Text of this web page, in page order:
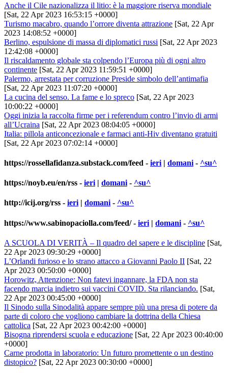
Anche il Cile nazionalizza il litio: è la maggiore riserva mondiale
[Sat, 22 Apr 2023 16:53:15 +0000]
Turismo macabro, quando l’orrore diventa attrazione [Sat, 22 Apr
2023 14:08:52 +0000]
Berlino, espulsione di massa di diplomatici russi [Sat, 22 Apr 2023
12:42:08 +0000]
Il riscaldamento globale sta colpendo l’Europa più di ogni altro
continente [Sat, 22 Apr 2023 11:59:51 +0000]
Palermo, arrestata per corruzione Preside simbolo dell’antimafia
[Sat, 22 Apr 2023 11:07:20 +0000]
La cucina del senso. La fame e lo spreco [Sat, 22 Apr 2023
10:00:22 +0000]
Oggi inizia la raccolta firme per i referendum contro l’invio di armi
all’Ucraina [Sat, 22 Apr 2023 08:04:05 +0000]
Italia: pillola anticoncezionale e farmaci anti-Hiv diventano gratuiti
[Sat, 22 Apr 2023 07:02:14 +0000]
https://rossellafidanza.substack.com/feed - ieri | domani - ^su^
https://noyb.eu/en/rss - ieri | domani - ^su^
http://icij.org/rss - ieri | domani - ^su^
https://www.sabinopaciolla.com/feed/- ieri | domani - ^su^
A SCUOLA DI VERITÀ – Il quadro del sapere e le discipline [Sat,
22 Apr 2023 09:30:29 +0000]
L’Orlandi furioso e lo strano attacco a Giovanni Paolo II [Sat, 22
Apr 2023 00:50:00 +0000]
Horowitz, Attenzione: Non fatevi ingannare, la FDA non sta
facendo marcia indietro sui vaccini COVID. Sta rilanciando. [Sat,
22 Apr 2023 00:45:00 +0000]
Il Sinodo sulla Sinodalità appare sempre più una presa di potere da
parte di coloro che vogliono cambiare la dottrina della Chiesa
cattolica [Sat, 22 Apr 2023 00:42:00 +0000]
Bisogna riprendersi scuola e educazione [Sat, 22 Apr 2023 00:40:00
+0000]
Carne prodotta in laboratorio: Un futuro promettente o un destino
distopico? [Sat, 22 Apr 2023 00:30:00 +0000]